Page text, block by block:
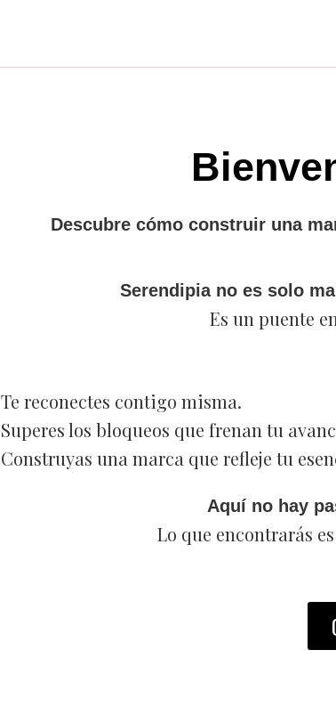
Descubre cómo construir una
Serendipia no es solo
Es un puente
Te reconectes contigo misma.
Superes los bloqueos que frenan tu
Construyas una marca que refleje tu
Aquí no hay
Lo que encontrarás